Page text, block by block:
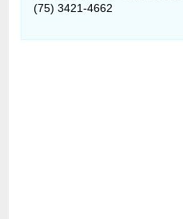
(75) 3421-4662